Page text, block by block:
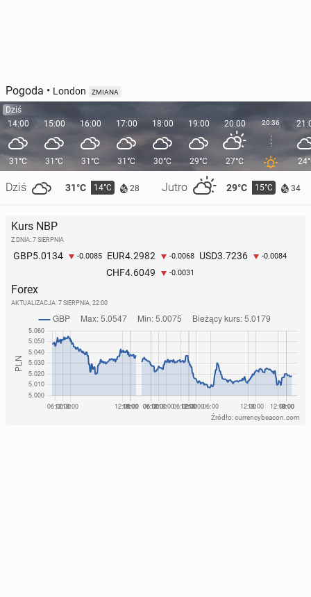
Pogoda • London ZMIANA
Dziś
14:00
31°C
Dziś 31°C 14°C 28 Jutro 29°C 15°C 34
15:00
31°C
16:00
31°C
17:00
31°C
18:00
30°C
19:00
29°C
20:00
27°C
20:36
Kurs NBP
Z DNIA: 7 SIERPNIA
GBP5.0134 -0.0085 EUR4.2982 -0.0068 USD3.7236 -0.0084
CHF4.6049 -0.0031
Forex
AKTUALIZACJA: 7 SIERPNIA, 22:00
Źródło: currencybeacon.com